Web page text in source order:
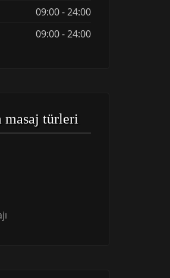
09:00 - 24:00
09:00 - 24:00
masaj türleri